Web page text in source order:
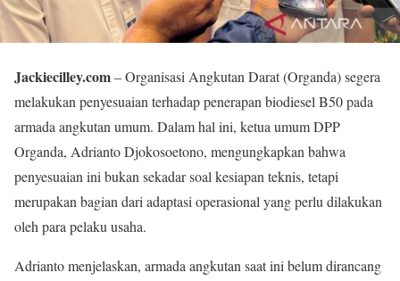
Jackiecilley.com– Organisasi Angkutan Darat (Organda) segera
melakukan penyesuaian terhadap penerapan biodiesel B50 pada
armada angkutan umum. Dalam hal ini, ketua umum DPP
Organda, Adrianto Djokosoetono, mengungkapkan bahwa
penyesuaian ini bukan sekadar soal kesiapan teknis, tetapi
merupakan bagian dari adaptasi operasional yang perlu dilakukan
oleh para pelaku usaha.
Adrianto menjelaskan, armada angkutan saat ini belum dirancang